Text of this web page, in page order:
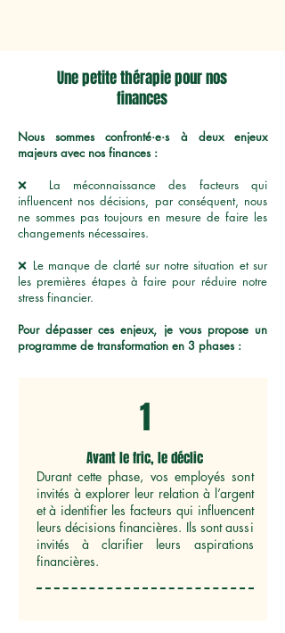
Une petite thérapie pour nos
finances
Nous sommes confronté·e·s à deux enjeux
majeurs avec nos finances :
❌ La méconnaissance des facteurs qui
influencent nos décisions, par conséquent, nous
ne sommes pas toujours en mesure de faire les
changements nécessaires.
❌ Le manque de clarté sur notre situation et sur
les premières étapes à faire pour réduire notre
stress financier.
Pour dépasser ces enjeux, je vous propose un
programme de transformation en 3 phases :
1
Avant le fric, le déclic
Durant cette phase, vos employés sont
invités à explorer leur relation à l’argent
et à identifier les facteurs qui influencent
leurs décisions financières. Ils sont aussi
invités à clarifier leurs aspirations
financières.